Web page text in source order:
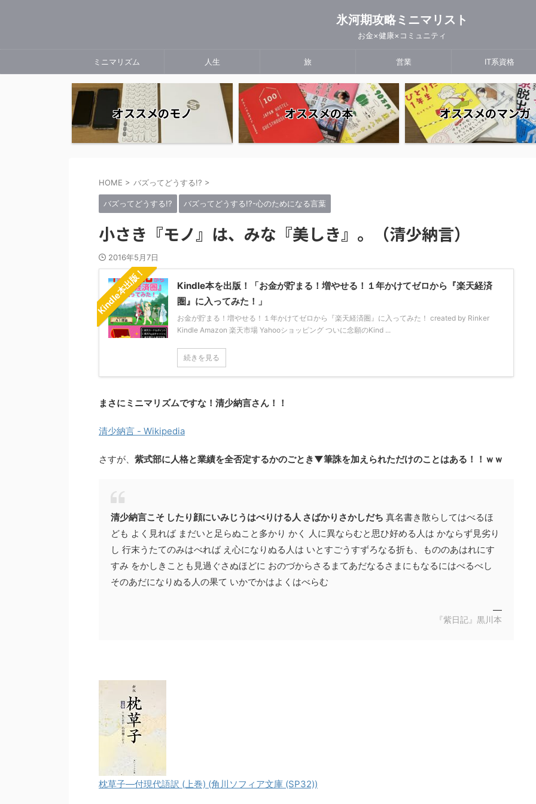
氷河期攻略ミニマリスト
お金×健康×コミュニティ
ミニマリズム 人生 旅 営業 IT系資格
オススメのモノ オススメの本 オススメのマンガ
HOME > バズってどうする!? >
バズってどうする!? バズってどうする!?-心のためになる言葉
小さき『モノ』は、みな『美しき』。（清少納言）
2016年5月7日
Kindle本出版！
Kindle本を出版！「お金が貯まる！増やせる！１年かけてゼロから『楽天経済
圏』に入ってみた！」
お金が貯まる！増やせる！１年かけてゼロから『楽天経済圏』に入ってみた！ created by Rinker
Kindle Amazon 楽天市場 Yahooショッピング ついに念願のKind ...
続きを見る
まさにミニマリズムですな！清少納言さん！！
清少納言 - Wikipedia
さすが、 紫式部に人格と業績を全否定するかのごとき▼筆誅を加えられただけのことはある！！ｗｗ
清少納言こそ したり顔にいみじうはべりける人 さばかりさかしだち 真名書き散らしてはべるほ
ども よく見れば まだいと足らぬこと多かり かく 人に異ならむと思ひ好める人は かならず見劣り
し 行末うたてのみはべれば え心になりぬる人は いとすごうすずろなる折も、もののあはれにす
すみ をかしきことも見過ぐさぬほどに おのづからさるまてあだなるさまにもなるにはべるべし
そのあだになりぬる人の果て いかでかはよくはべらむ
—
『紫日記』黒川本
枕草子―付現代語訳 (上巻) (角川ソフィア文庫 (SP32))